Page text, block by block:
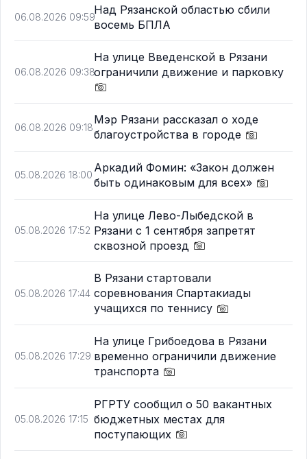
06.08.2026 09:59
Над Рязанской областью сбили
восемь БПЛА
06.08.2026 09:38
На улице Введенской в Рязани
ограничили движение и парковку
06.08.2026 09:18
Мэр Рязани рассказал о ходе
благоустройства в городе
05.08.2026 18:00
Аркадий Фомин: «Закон должен
быть одинаковым для всех»
05.08.2026 17:52
На улице Лево-Лыбедской в
Рязани с 1 сентября запретят
сквозной проезд
05.08.2026 17:44
В Рязани стартовали
соревнования Спартакиады
учащихся по теннису
05.08.2026 17:29
На улице Грибоедова в Рязани
временно ограничили движение
транспорта
05.08.2026 17:15
РГРТУ сообщил о 50 вакантных
бюджетных местах для
поступающих